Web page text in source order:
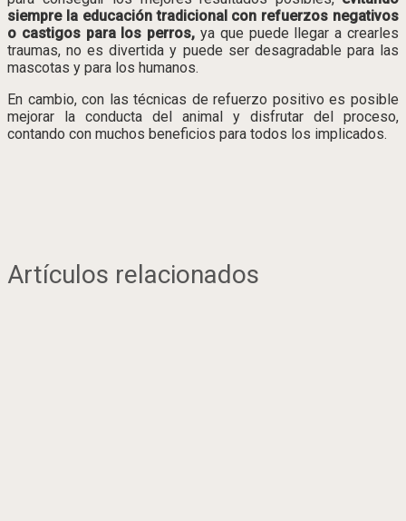
siempre la educación tradicional con refuerzos negativos
o castigos para los perros, ya que puede llegar a crearles
traumas, no es divertida y puede ser desagradable para las
mascotas y para los humanos.
En cambio, con las técnicas de refuerzo positivo es posible
mejorar la conducta del animal y disfrutar del proceso,
contando con muchos beneficios para todos los implicados.
Artículos relacionados